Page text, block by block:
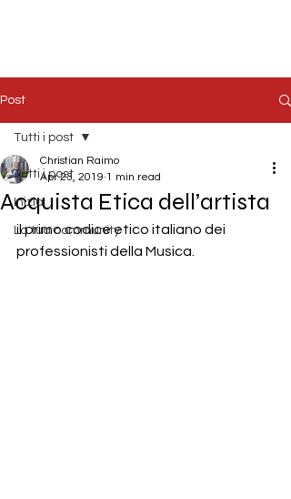
Post
Tutti i post
Inizia
La tua community
Tutti i post
Acquista Etica dell’artista
Christian Raimo
Apr 23, 2019 1 min read
il primo codice etico italiano dei
professionisti della Musica.